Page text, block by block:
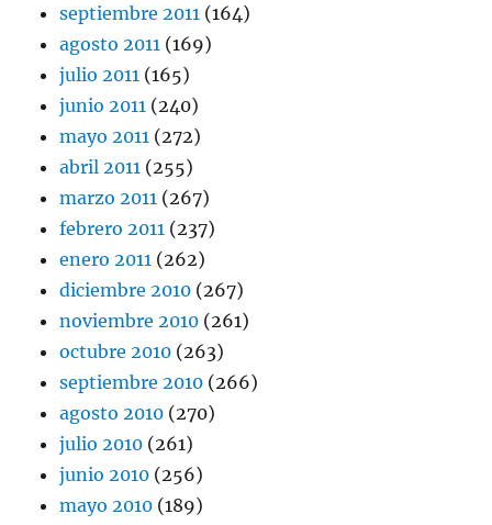
septiembre 2011 (164)
agosto 2011 (169)
julio 2011 (165)
junio 2011 (240)
mayo 2011 (272)
abril 2011 (255)
marzo 2011 (267)
febrero 2011 (237)
enero 2011 (262)
diciembre 2010 (267)
noviembre 2010 (261)
octubre 2010 (263)
septiembre 2010 (266)
agosto 2010 (270)
julio 2010 (261)
junio 2010 (256)
mayo 2010 (189)